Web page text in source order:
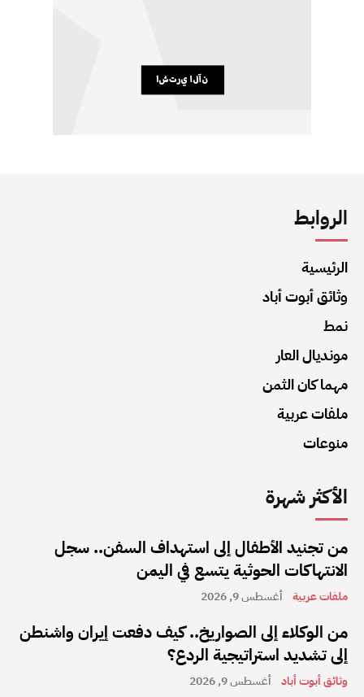
الروابط
الرئيسية
وثائق أبوت أباد
نمط
مونديال العار
مهما كان الثمن
ملفات عربية
منوعات
الأكثر شهرة
من تجنيد الأطفال إلى استهداف السفن.. سجل
الانتهاكات الحوثية يتسع في اليمن
ملفات عربية أغسطس 9, 2026
من الوكلاء إلى الصواريخ.. كيف دفعت إيران واشنطن
إلى تشديد استراتيجية الردع؟
وثائق أبوت أباد أغسطس 9, 2026